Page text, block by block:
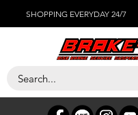
SHOPPING EVERYDAY 24/7